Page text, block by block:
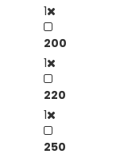
1
200
1
220
1
250